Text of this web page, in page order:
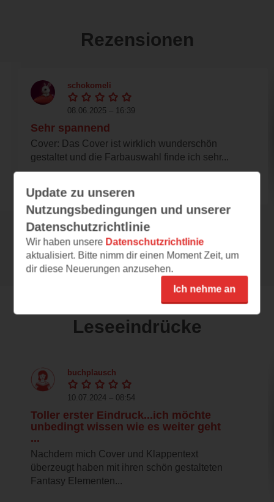
Rezensionen
schokomeli
08.06.2025 – 16:39
Sehr spannend
Cover: Das Cover ist wirklich wunderschön
gestaltet und die Farbauswahl finde ich sehr...
Alle 71 Rezensionen anzeigen
Leseeindrücke
buchplausch
10.07.2024 – 08:54
Toller erster Eindruck...ich möchte
unbedingt wissen wie es weiter geht
...
Nachdem mich Cover und Klappentext
überzeugt haben mit ihren schön gestalteten
Fantasy Elementen...
Update zu unseren
Nutzungsbedingungen und unserer
Datenschutzrichtlinie
Wir haben unsere Datenschutzrichtlinie
aktualisiert. Bitte nimm dir einen Moment Zeit, um
dir diese Neuerungen anzusehen.
Ich nehme an